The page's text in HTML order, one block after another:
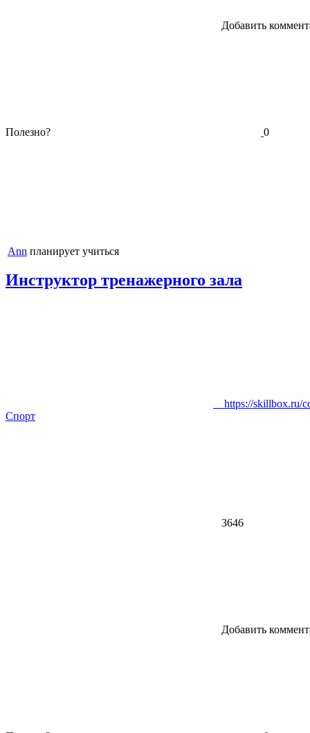
Добавить
Полезно? 0
Ann планирует учиться
Инструктор тренажерного зала
https://skillbox.ru/
Спорт
3646
Добавить